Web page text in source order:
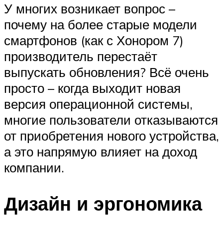
У многих возникает вопрос –
почему на более старые модели
смартфонов (как с Хонором 7)
производитель перестаёт
выпускать обновления? Всё очень
просто – когда выходит новая
версия операционной системы,
многие пользователи отказываются
от приобретения нового устройства,
а это напрямую влияет на доход
компании.
Дизайн и эргономика